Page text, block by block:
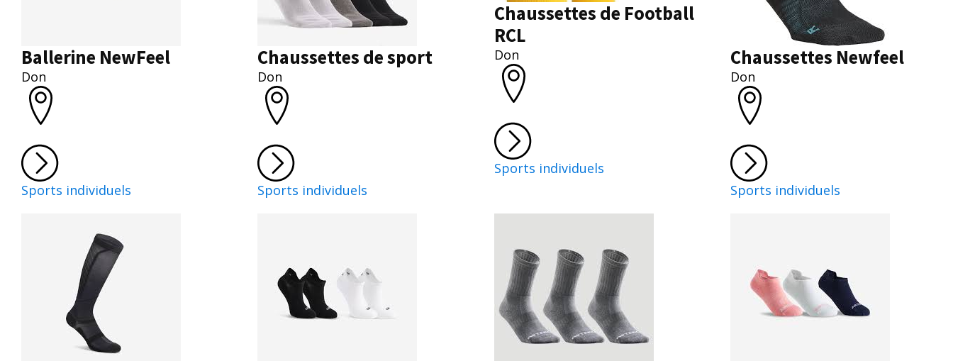
Ballerine NewFeel
Don
Sports individuels
Chaussettes de sport
Don
Sports individuels
Chaussettes de Football
RCL
Don
Sports individuels
Chaussettes Newfeel
Don
Sports individuels